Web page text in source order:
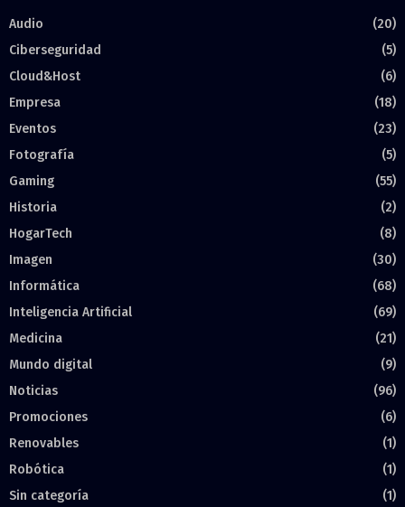
Audio
(20)
Ciberseguridad
(5)
Cloud&Host
(6)
Empresa
(18)
Eventos
(23)
Fotografía
(5)
Gaming
(55)
Historia
(2)
HogarTech
(8)
Imagen
(30)
Informática
(68)
Inteligencia Artificial
(69)
Medicina
(21)
Mundo digital
(9)
Noticias
(96)
Promociones
(6)
Renovables
(1)
Robótica
(1)
Sin categoría
(1)